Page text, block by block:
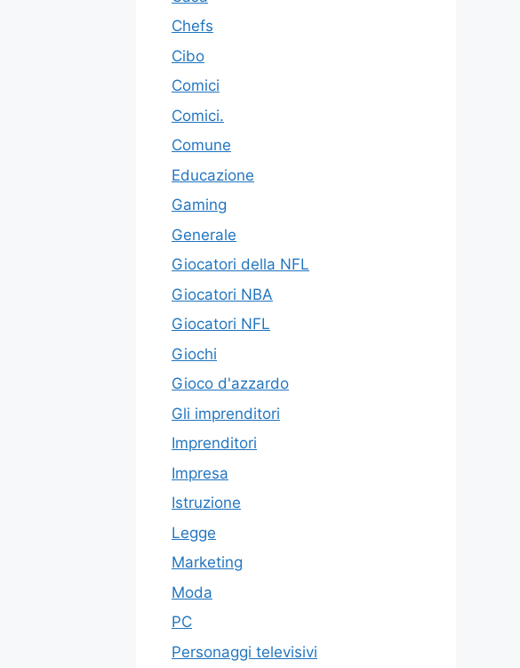
Chefs
Cibo
Comici
Comici.
Comune
Educazione
Gaming
Generale
Giocatori della NFL
Giocatori NBA
Giocatori NFL
Giochi
Gioco d'azzardo
Gli imprenditori
Imprenditori
Impresa
Istruzione
Legge
Marketing
Moda
PC
Personaggi televisivi